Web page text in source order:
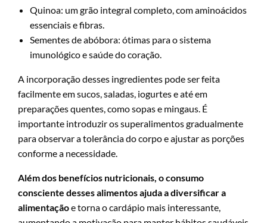
Quinoa: um grão integral completo, com aminoácidos
essenciais e fibras.
Sementes de abóbora: ótimas para o sistema
imunológico e saúde do coração.
A incorporação desses ingredientes pode ser feita
facilmente em sucos, saladas, iogurtes e até em
preparações quentes, como sopas e mingaus. É
importante introduzir os superalimentos gradualmente
para observar a tolerância do corpo e ajustar as porções
conforme a necessidade.
Além dos benefícios nutricionais, o consumo
consciente desses alimentos ajuda a diversificar a
alimentaçãoe torna o cardápio mais interessante,